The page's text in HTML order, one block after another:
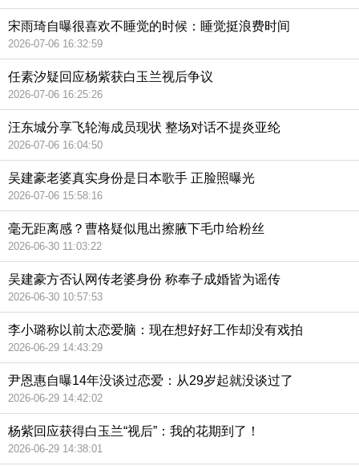
宋雨琦自曝很喜欢不睡觉的时候：睡觉挺浪费时间
2026-07-06 16:32:59
任素汐疑回应杨紫获白玉兰视后争议
2026-07-06 16:25:26
汪东城分享飞轮海成员现状 整场对话不提炎亚纶
2026-07-06 16:04:50
吴建豪老婆真实身份是日本歌手 正脸照曝光
2026-07-06 15:58:16
毫无距离感？曹格疑似甩出擦腋下毛巾给粉丝
2026-06-30 11:03:22
吴建豪方否认网传老婆身份 称奉子成婚皆为谣传
2026-06-30 10:57:53
李小璐称以前太恋爱脑：现在想好好工作却没有戏拍
2026-06-29 14:43:29
尹恩惠自曝14年没谈过恋爱：从29岁起就没谈过了
2026-06-29 14:42:02
杨紫回应获得白玉兰“视后”：我的花期到了！
2026-06-29 14:38:01